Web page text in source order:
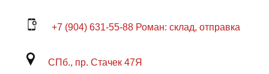
+7 (904) 631-55-88 Роман: склад, отправка
СПб., пр. Стачек 47Я